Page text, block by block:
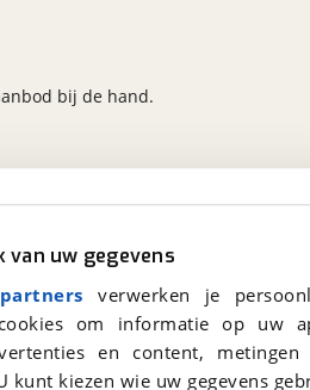
uw gegevens
verwerken je
cookies om informatie op
en content,
kunt kiezen wie uw gegevens
bij de hand.